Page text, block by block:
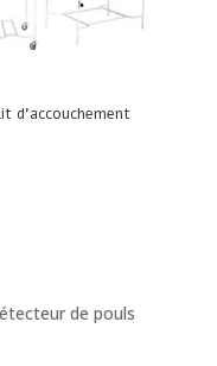
d’accouchement
de pouls